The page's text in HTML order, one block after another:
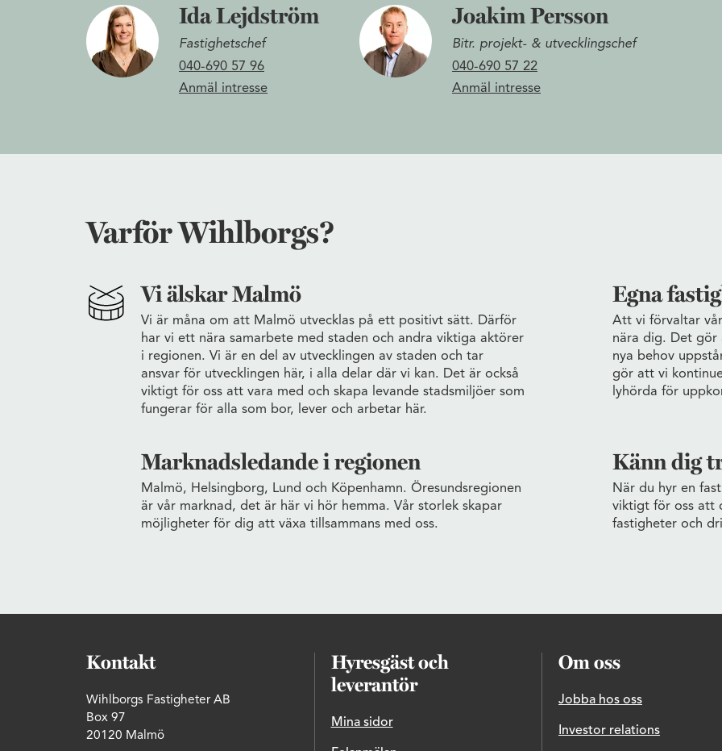
Ida Lejdström
Fastighetschef
040-690 57 96
Anmäl intresse
Joakim Persson
Bitr. projekt- & utvecklingschef
040-690 57 22
Anmäl intresse
Varför Wihlborgs?
Vi älskar Malmö
Vi är måna om att Malmö utvecklas på ett positivt sätt. Därför
har vi ett nära samarbete med staden och andra viktiga aktörer
i regionen. Vi är en del av utvecklingen av staden och tar
ansvar för utvecklingen här, i alla delar där vi kan. Det är också
viktigt för oss att vara med och skapa levande stadsmiljöer som
fungerar för alla som bor, lever och arbetar här.
Egna
Att vi förvaltar
nära dig. Det gör
nya behov
gör att vi
lyhörda för
Marknadsledande i regionen
Malmö, Helsingborg, Lund och Köpenhamn. Öresundsregionen
är vår marknad, det är här vi hör hemma. Vår storlek skapar
möjligheter för dig att växa tillsammans med oss.
Känn dig
När du hyr en
viktigt för oss att
fastigheter och
Kontakt
Wihlborgs Fastigheter AB
Box 97
20120 Malmö
Hyresgäst och
leverantör
Mina sidor
Om oss
Jobba hos oss
Investor relations